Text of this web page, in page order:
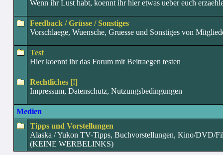
Wenn ihr Lust habt, koennt ihr hier etwas ueber euch
Feedback / Grüsse / Sonstiges
Vorschlaege, Wuensche, Gruesse und Sonstiges von
Test
Hier koennt ihr das Forum mit Beitraegen testen
Rechtliches [!]
Impressum, Datenschutz, Nutzungsbedingungen
Medien
Tipps und Vorstellungen
Alaska / Yukon TV-Tipps, Buchvorstellungen, Kino/DVD/
(KEINE WERBELINKS)